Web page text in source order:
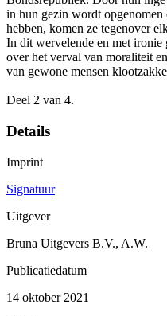
in hun gezin wordt
hebben, komen ze tegenover
In dit wervelende en met ironie
over het verval van moraliteit
van gewone mensen
Deel 2 van 4.
Details
Imprint
Signatuur
Uitgever
Bruna Uitgevers B.V., A.W.
Publicatiedatum
14 oktober 2021